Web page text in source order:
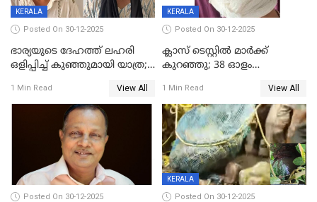
KERALA
Posted On 30-12-2025
ഭാര്യയുടെ ദേഹത്ത് ലഹരി
ഒളിപ്പിച്ച് കുഞ്ഞുമായി യാത്ര;
പിടികൂടി പൊലീസ്
1 Min Read View All
KERALA
Posted On 30-12-2025
ക്ലാസ് ടെസ്റ്റിൽ മാർക്ക്
കുറഞ്ഞു; 38 ഓളം
സെന്ററിലെ അധ്യാപകന്‍
മർദിച്ചതായി പരാതി
1 Min Read View All
Posted On 30-12-2025
KERALA
Posted On 30-12-2025